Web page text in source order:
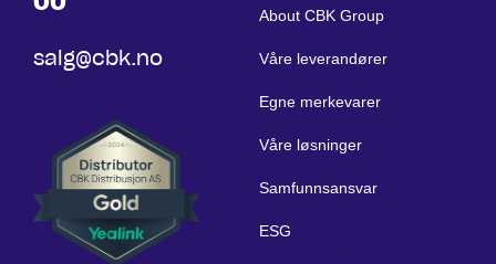
salg@cbk.no
About CBK Group
Våre leverandører
Egne merkevarer
Våre løsninger
Samfunnsansvar
ESG